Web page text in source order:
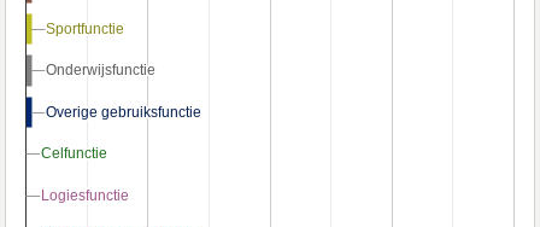
Sportfunctie
Sportfunctie
Onderwijsfunctie
Onderwijsfunctie
Overige gebruiksfunctie
Overige gebruiksfunctie
Celfunctie
Celfunctie
Logiesfunctie
Logiesfunctie